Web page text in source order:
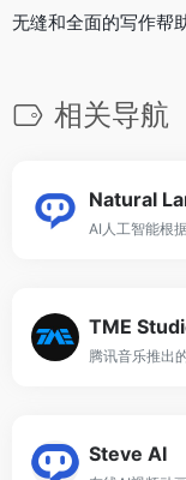
无缝和全面的写作帮助
相关导航
Natural
AI人工智能根
TME
Steve AI